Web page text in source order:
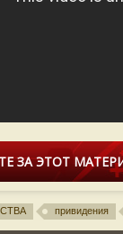
ЗА ЭТОТ
привидения